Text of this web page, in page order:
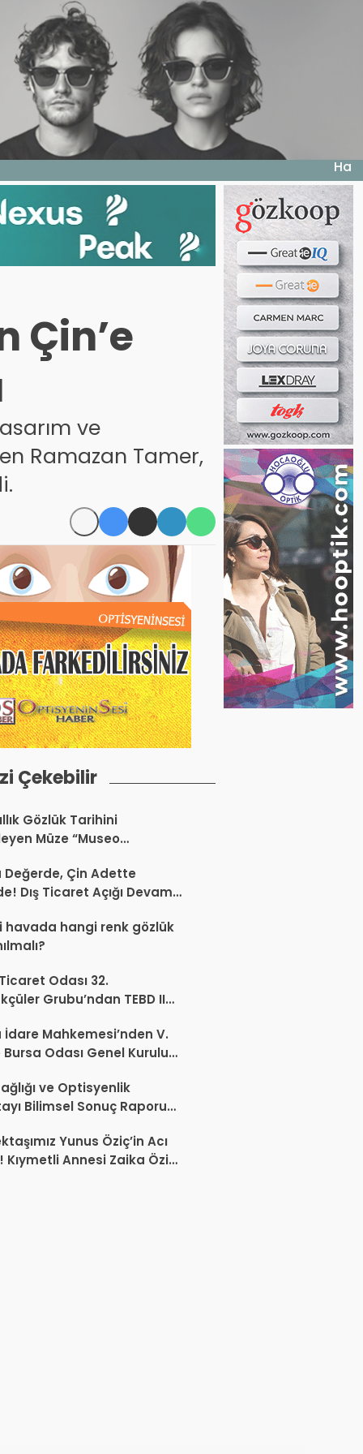
E DERGI WEB TV BIZE YAZIN
Çin’e
ve
Ramazan Tamer,
Çekebilir
Gözlük Tarihini
Müze “Museo
Çin Adette
Dış Ticaret Açığı Devam
havada hangi renk gözlük
Odası 32.
Grubu’ndan TEBD II
açıklaması
İdare Mahkemesi’nden V.
Odası Genel Kurulu
ve Optisyenlik
Bilimsel Sonuç Raporu
Yunus Öziç’in Acı
Kıymetli Annesi Zaika Öziç